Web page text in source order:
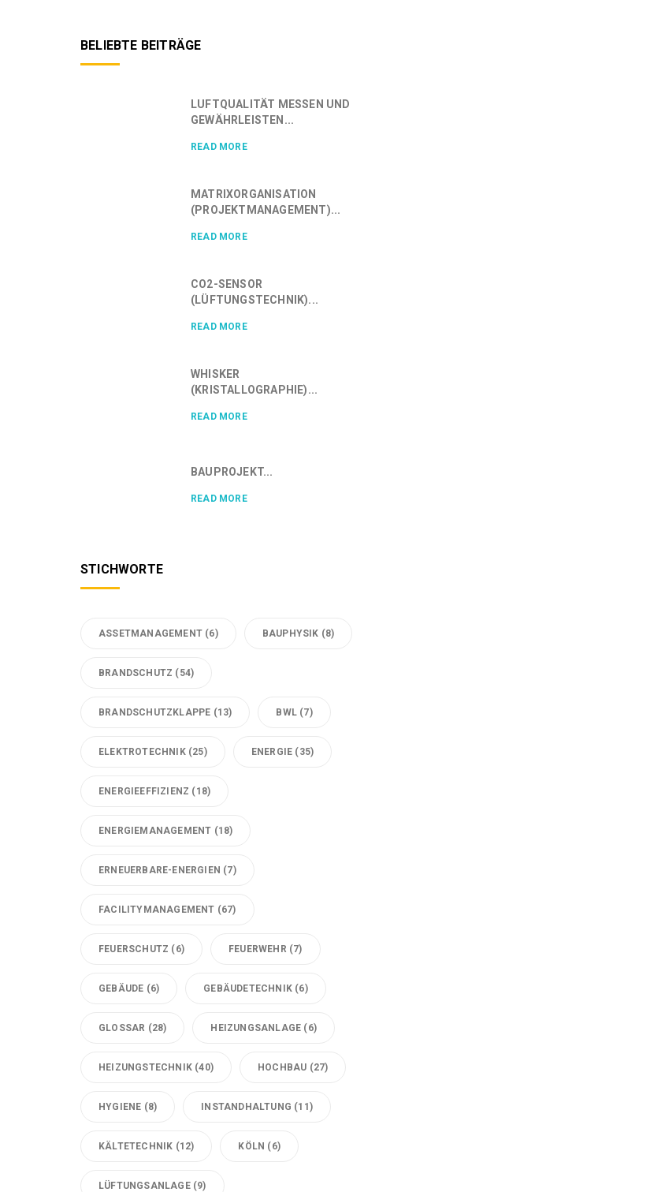
BELIEBTE BEITRÄGE
LUFTQUALITÄT MESSEN UND
GEWÄHRLEISTEN...
READ MORE
MATRIXORGANISATION
(PROJEKTMANAGEMENT)...
READ MORE
CO2-SENSOR
(LÜFTUNGSTECHNIK)...
READ MORE
WHISKER
(KRISTALLOGRAPHIE)...
READ MORE
BAUPROJEKT...
READ MORE
STICHWORTE
ASSETMANAGEMENT (6) BAUPHYSIK (8)
BRANDSCHUTZ (54)
BRANDSCHUTZKLAPPE (13) BWL (7)
ELEKTROTECHNIK(25) ENERGIE (35)
ENERGIEEFFIZIENZ (18)
ENERGIEMANAGEMENT (18)
ERNEUERBARE-ENERGIEN (7)
FACILITYMANAGEMENT (67)
FEUERSCHUTZ (6) FEUERWEHR (7)
GEBÄUDE (6) GEBÄUDETECHNIK (6)
GLOSSAR (28) HEIZUNGSANLAGE (6)
HEIZUNGSTECHNIK (40) HOCHBAU (27)
HYGIENE (8) INSTANDHALTUNG (11)
KÄLTETECHNIK (12) KÖLN (6)
LÜFTUNGSANLAGE(9)